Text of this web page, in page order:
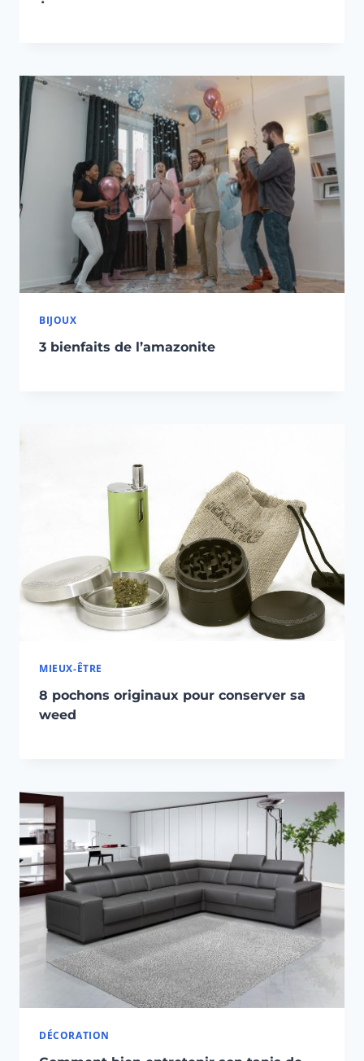
BIJOUX
3 bienfaits de l’amazonite
MIEUX-ÊTRE
8 pochons originaux pour conserver sa
weed
DÉCORATION